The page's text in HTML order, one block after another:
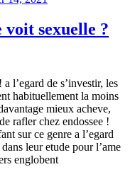
sexuelle ?
l’egard de s’investir, les
habituellement la moins
mieux acheve,
rafler chez endossee !
sur ce genre a l’egard
leur etude pour l’ame
englobent